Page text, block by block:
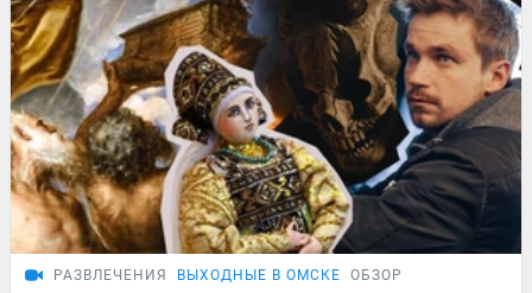
РАЗВЛЕЧЕНИЯ ВЫХОДНЫЕ В ОМСКЕ ОБЗОР